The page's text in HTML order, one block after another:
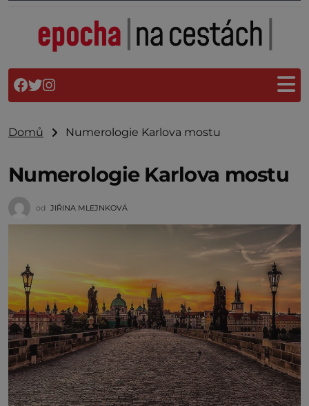
Domů Numerologie Karlova mostu
Numerologie Karlova mostu
od JIŘINA MLEJNKOVÁ